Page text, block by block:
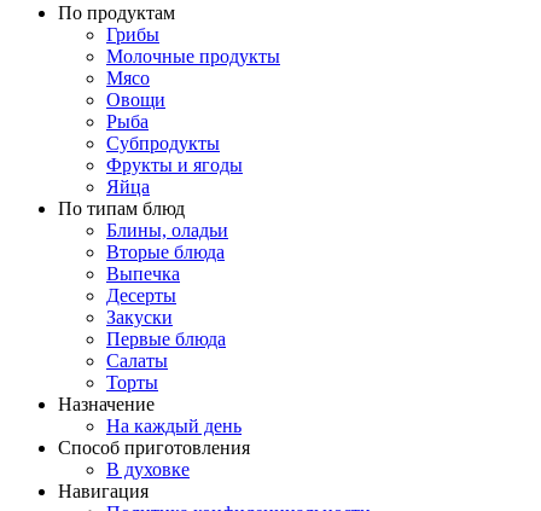
По продуктам
Грибы
Молочные продукты
Мясо
Овощи
Рыба
Субпродукты
Фрукты и ягоды
Яйца
По типам блюд
Блины, оладьи
Вторые блюда
Выпечка
Десерты
Закуски
Первые блюда
Салаты
Торты
Назначение
На каждый день
Способ приготовления
В духовке
Навигация